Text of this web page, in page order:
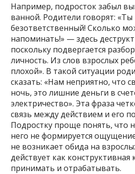
Например, подросток забыл
ванной. Родители говорят: «Ты
безответственный! Сколько
напоминать!» — здесь
поскольку подвергается
личность. Из слов взрослых
плохой». В такой ситуации
сказать: «Нам неприятно, что
ночь, это лишние деньги в
электричество». Эта фраза
связь между действием и его
Подростку проще понять, что
него не формируется
не возникает обида на
действует как конструктивная
принимать и отрабатывать.